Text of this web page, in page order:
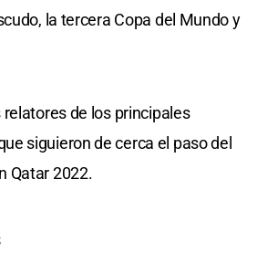
la tercera Copa del Mundo y
de los principales
siguieron de cerca el paso del
Qatar 2022.